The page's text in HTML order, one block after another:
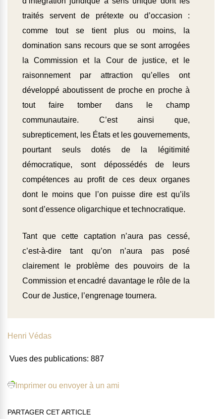
traités servent de prétexte ou d’occasion :
comme tout se tient plus ou moins, la
domination sans recours que se sont arrogées
la Commission et la Cour de justice, et le
raisonnement par attraction qu’elles ont
développé aboutissent de proche en proche à
tout faire tomber dans le champ
communautaire. C’est ainsi que,
subrepticement, les États et les gouvernements,
pourtant seuls dotés de la légitimité
démocratique, sont dépossédés de leurs
compétences au profit de ces deux organes
dont le moins que l’on puisse dire est qu’ils
sont d’essence oligarchique et technocratique.
Tant que cette captation n’aura pas cessé,
c’est-à-dire tant qu’on n’aura pas posé
clairement le problème des pouvoirs de la
Commission et encadré davantage le rôle de la
Cour de Justice, l’engrenage tournera.
Henri Védas
Vues des publications: 887
Imprimer ou envoyer à un ami
PARTAGER CET ARTICLE